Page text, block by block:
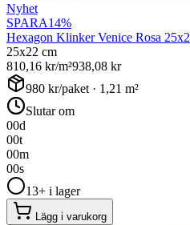
Nyhet
SPARA14%
Hexagon Klinker Venice Rosa
25x22 cm
810,16 kr/m²938,08 kr
980 kr/paket · 1,21 m²
Slutar om
00d
00t
00m
00s
13+ i lager
Lägg i varukorg